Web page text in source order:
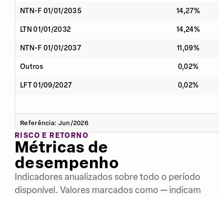
NTN-F 01/01/2035 14,27%
LTN 01/01/2032 14,24%
NTN-F 01/01/2037 11,09%
Outros 0,02%
LFT 01/09/2027 0,02%
Referência: Jun/2026
RISCO E RETORNO
Métricas de
desempenho
Indicadores anualizados sobre todo o período
disponível. Valores marcados como — indicam